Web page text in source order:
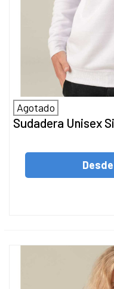
Agotado
Sudadera Unisex
Desde